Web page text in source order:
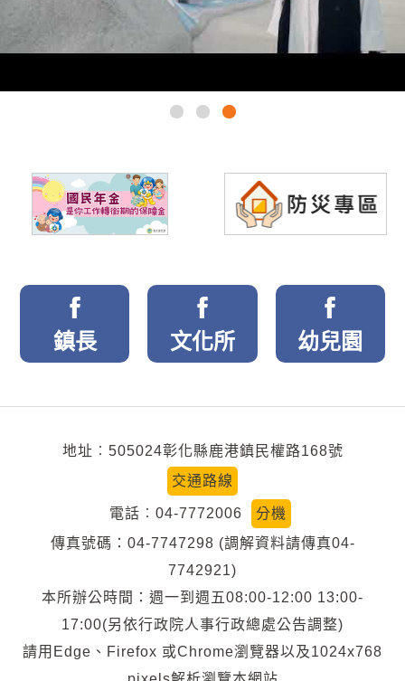
鎮長 文化所 幼兒園
地址︰505024彰化縣鹿港鎮民權路168號
交通路線
電話︰04-7772006
分機
傳真號碼：04-7747298 (調解資料請傳真04-
7742921)
本所辦公時間：週一到週五08:00-12:00 13:00-
17:00(另依行政院人事行政總處公告調整)
請用Edge、Firefox 或Chrome瀏覽器以及1024x768